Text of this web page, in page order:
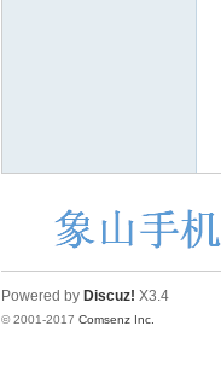
Powered by Discuz! X3.4
© 2001-2017 Comsenz Inc.